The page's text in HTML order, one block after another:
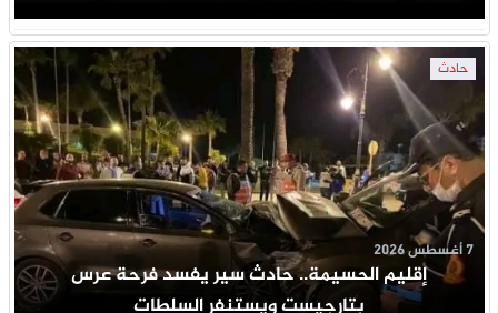
حادث
إقليم الحسيمة.. حادث سير يفسد فرحة عرس
بتارجيست ويستنفر السلطات
7 أغسطس 2026